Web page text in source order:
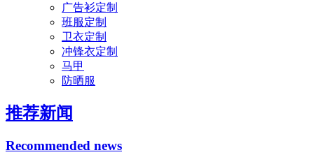
广告衫定制
班服定制
卫衣定制
冲锋衣定制
马甲
防晒服
推荐新闻
Recommended news